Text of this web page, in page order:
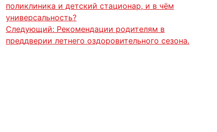
поликлиника и детский стационар, и в чём
универсальность?
Следующий: Рекомендации родителям в
преддверии летнего оздоровительного сезона.